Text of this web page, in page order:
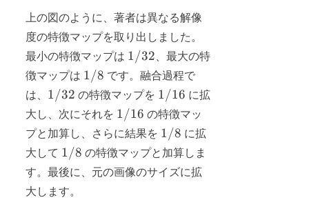
上の図のように、著者は異なる解像
度の特徴マップを取り出しました。
最小の特徴マップは 1/32
1/32、最大の特
徴マップは 1/8
1/8 です。融合過程で
は、 1/32
1/32 の特徴マップを 1/16
1/16 に拡
大し、次にそれを 1/16
1/16 の特徴マッ
プと加算し、さらに結果を 1/8
1/8 に拡
大して 1/8
1/8 の特徴マップと加算しま
す。最後に、元の画像のサイズに拡
大します。